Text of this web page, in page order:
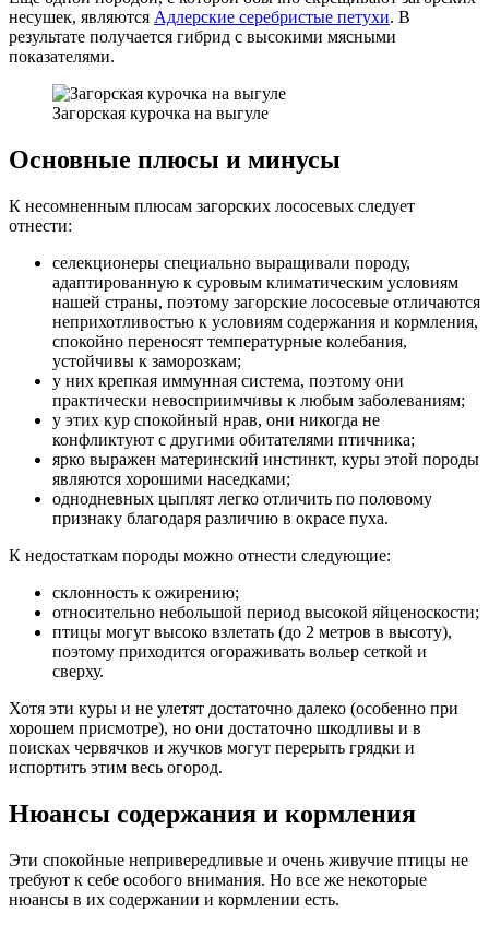
несушек, являются Адлерские серебристые петухи. В
результате получается гибрид с высокими мясными
показателями.
Загорская курочка на выгуле
Основные плюсы и минусы
К несомненным плюсам загорских лососевых следует
отнести:
селекционеры специально выращивали породу,
адаптированную к суровым климатическим условиям
нашей страны, поэтому загорские лососевые отличаются
неприхотливостью к условиям содержания и кормления,
спокойно переносят температурные колебания,
устойчивы к заморозкам;
у них крепкая иммунная система, поэтому они
практически невосприимчивы к любым заболеваниям;
у этих кур спокойный нрав, они никогда не
конфликтуют с другими обитателями птичника;
ярко выражен материнский инстинкт, куры этой породы
являются хорошими наседками;
однодневных цыплят легко отличить по половому
признаку благодаря различию в окрасе пуха.
К недостаткам породы можно отнести следующие:
склонность к ожирению;
относительно небольшой период высокой яйценоскости;
птицы могут высоко взлетать (до 2 метров в высоту),
поэтому приходится огораживать вольер сеткой и
сверху.
Хотя эти куры и не улетят достаточно далеко (особенно при
хорошем присмотре), но они достаточно шкодливы и в
поисках червячков и жучков могут перерыть грядки и
испортить этим весь огород.
Нюансы содержания и кормления
Эти спокойные непривередливые и очень живучие птицы не
требуют к себе особого внимания. Но все же некоторые
нюансы в их содержании и кормлении есть.